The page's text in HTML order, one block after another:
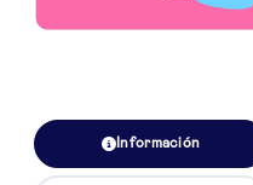
Información